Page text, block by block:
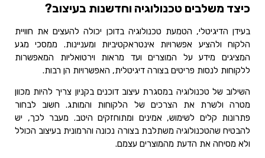
כיצד משלבים טכנולוגיה וחדשנות בעיצוב?
בעידן הדיגיטלי, הטמעת טכנולוגיה בדוכן יכולה להעצים את חוויית
הלקוח ולהציע אפשרויות אינטראקטיביות ומעניינות. ממסכי מגע
המציגים מידע על המוצרים ועד מראות וירטואליות המאפשרות
ללקוחות לנסות פריטים בצורה דיגיטלית, האפשרויות הן רבות.
השילוב של טכנולוגיה במסגרת עיצוב דוכנים בקניון צריך להיות מכוון
מטרה ולשרת את הצרכים של הלקוחות והמותג. חשוב לבחור
פתרונות קלים לשימוש, אמינים ומתוחזקים היטב. מעבר לכך, יש
להבטיח שהטכנולוגיה משתלבת בצורה נכונה והרמונית בעיצוב הכולל
ולא מסיחה את הדעת מהמוצרים עצמם.